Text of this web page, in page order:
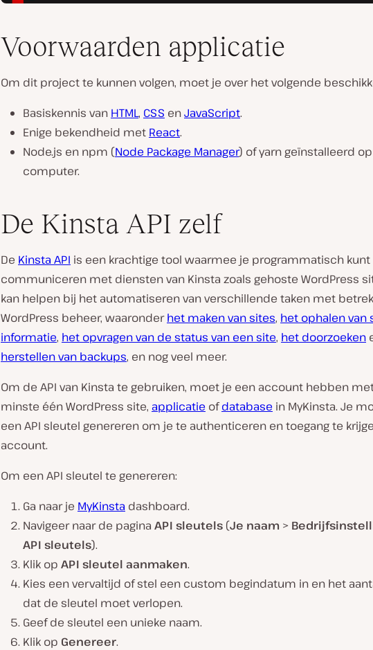
Voorwaarden applicatie
Om dit project te kunnen volgen, moet je over het volgende
Basiskennis van HTML, CSS enJavaScript.
Enige bekendheid met React.
Node.js en npm (Node Package Manager) of yarn geïnstalleerd
computer.
De Kinsta API zelf
De Kinsta API is een krachtige tool waarmee je programmatisch kunt
communiceren met diensten van Kinsta zoals gehoste WordPress
kan helpen bij het automatiseren van verschillende taken met
WordPress beheer, waaronderhet maken van sites, het ophalen van
informatie, het opvragen van de status van een site, het doorzoeken
herstellen van backups, en nog veel meer.
Om de API van Kinsta te gebruiken, moet je een account hebben
minste één WordPress site, applicatie ofdatabase in MyKinsta. Je
een API sleutel genereren om je te authenticeren en toegang te
account.
Om een API sleutel te genereren:
Ga naar je MyKinsta dashboard.
Navigeer naar de pagina API sleutels (Je naam >
API sleutels).
Klik op API sleutel aanmaken.
Kies een vervaltijd of stel een custom begindatum in en het
dat de sleutel moet verlopen.
Geef de sleutel een unieke naam.
Klik op Genereer.